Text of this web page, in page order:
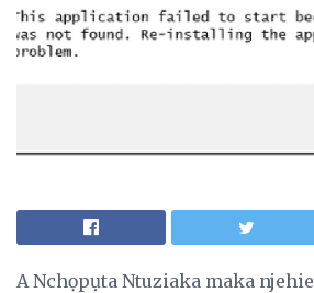
A Nchọpụta Ntuziaka maka njehie